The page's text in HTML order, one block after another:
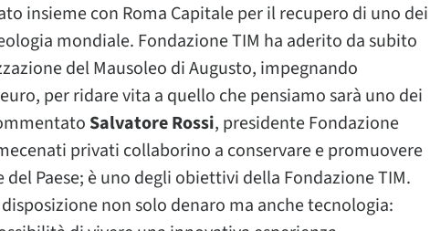
insieme con Roma Capitale per il recupero di uno dei
mondiale. Fondazione TIM ha aderito da subito
del Mausoleo di Augusto, impegnando
per ridare vita a quello che pensiamo sarà uno dei
Salvatore Rossi, presidente Fondazione
privati collaborino a conservare e promuovere
Paese; è uno degli obiettivi della Fondazione TIM.
non solo denaro ma anche tecnologia: